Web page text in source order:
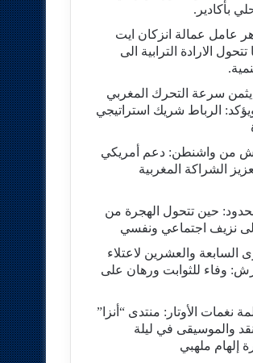
بأكادير.
عامل عمالة انزكان ايت
الارادة الترابية الى
يثمن سرعة التحرك المغربي
الرباط شريك استراتيجي
من واشنطن: دعم أمريكي
الشراكة المغربية
حين تتحول الهجرة من
إلى نزيف اجتماعي ونفسي
والعشرين لاعتلاء
وفاء للثوابت ورهان على
نغمات الأوتار: منتدى “أنزا”
والموسيقى في ليلة
إلهام ملهبي